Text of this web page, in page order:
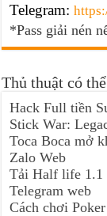
Telegram:
*Pass giải nén
Thủ thuật có
Hack Full tiền
Stick War:
Toca Boca mở
Zalo Web
Tải Half life 1.1
Telegram web
Cách chơi Poker